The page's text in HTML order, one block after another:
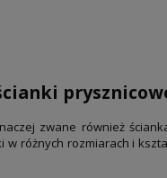
zwane również
w różnych rozmiarach i